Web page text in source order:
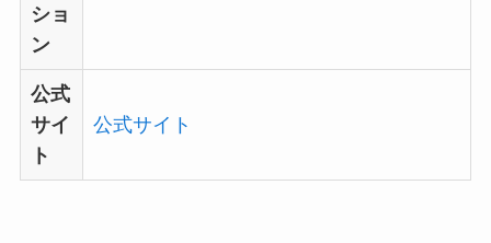
ショ
ン
公式
サイ
ト
公式サイト